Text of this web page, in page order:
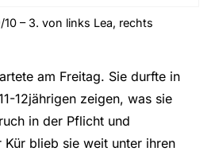
– 3. von links Lea, rechts
am Freitag. Sie durfte in
12jährigen zeigen, was sie
in der Pflicht und
Kür blieb sie weit unter ihren